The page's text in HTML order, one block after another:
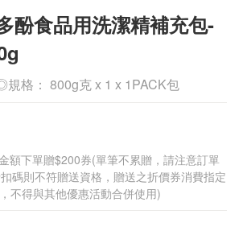
酚食品用洗潔精補充包-
規格： 800g克 x 1 x 1PACK包
額下單贈$200券(單筆不累贈，請注意訂單
碼則不符贈送資格，贈送之折價券消費指定
不得與其他優惠活動合併使用)